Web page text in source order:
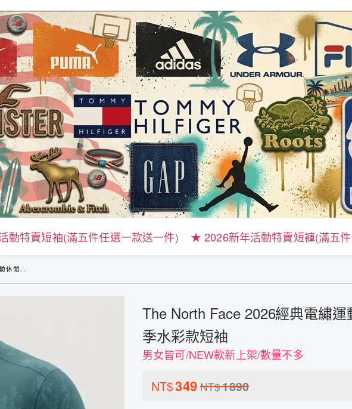
動特賣短袖(滿五件任選一款送一件) ★ 2026新年活動特賣短褲(滿五
彩款短袖
The North Face 2026經典電繡
季水彩款短袖
男女皆可/NEW款新上架/數量不多
NT$349 NT$1890